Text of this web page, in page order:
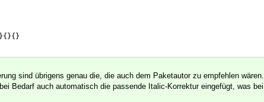
}{ }{ }
sind übrigens genau die, die auch dem Paketautor zu empfehlen wären.
Bedarf auch automatisch die passende Italic-Korrektur eingefügt, was bei